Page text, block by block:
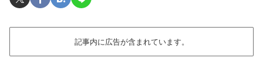
記事内に広告が含まれています。